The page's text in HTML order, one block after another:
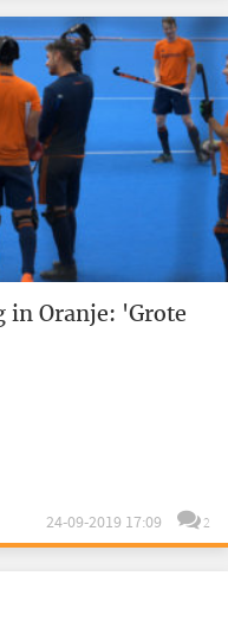
in Oranje: 'Grote
24-09-2019 17:09 2